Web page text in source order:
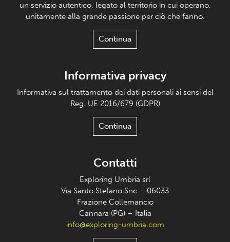
un servizio autentico, legato al territorio in cui operano,
unitamente alla grande passione per ciò che fanno.
Continua
Informativa privacy
Informativa sul trattamento dei dati personali ai sensi del
Reg. UE 2016/679 (GDPR)
Continua
Contatti
Exploring Umbria srl
Via Santo Stefano Snc – 06033
Frazione Collemancio
Cannara (PG) – Italia
info@exploring-umbria.com